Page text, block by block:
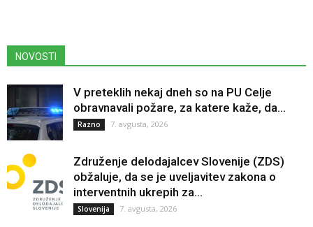
NOVOSTI
V preteklih nekaj dneh so na PU Celje
obravnavali požare, za katere kaže, da...
Razno 7. avgusta, 2026
Združenje delodajalcev Slovenije (ZDS)
obžaluje, da se je uveljavitev zakona o
interventnih ukrepih za...
Slovenija 7. avgusta, 2026